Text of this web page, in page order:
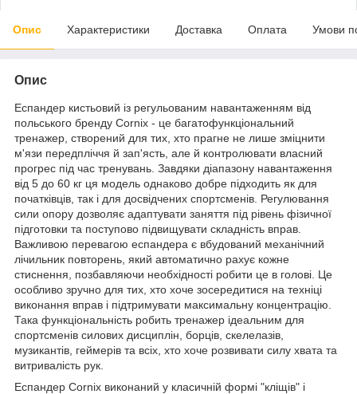
Опис Характеристики Доставка Оплата Умови
Опис
Еспандер кистьовий із регульованим навантаженням від
польського бренду Cornix - це багатофункціональний
тренажер, створений для тих, хто прагне не лише зміцнити
м'язи передпліччя й зап'ясть, але й контролювати власний
прогрес під час тренувань. Завдяки діапазону навантаження
від 5 до 60 кг ця модель однаково добре підходить як для
початківців, так і для досвідчених спортсменів. Регулювання
сили опору дозволяє адаптувати заняття під рівень фізичної
підготовки та поступово підвищувати складність вправ.
Важливою перевагою еспандера є вбудований механічний
лічильник повторень, який автоматично рахує кожне
стиснення, позбавляючи необхідності робити це в голові. Це
особливо зручно для тих, хто хоче зосередитися на техніці
виконання вправ і підтримувати максимальну концентрацію.
Така функціональність робить тренажер ідеальним для
спортсменів силових дисциплін, борців, скелелазів,
музикантів, геймерів та всіх, хто хоче розвивати силу хвата та
витривалість рук.
Еспандер Cornix виконаний у класичній формі "кліщів" і